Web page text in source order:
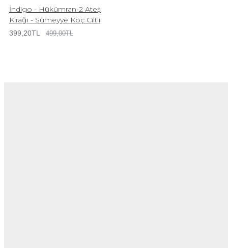
İndigo - Hükümran-2 Ateş
Kırağı - Sümeyye Koç Ciltli
399,20TL 499,00TL